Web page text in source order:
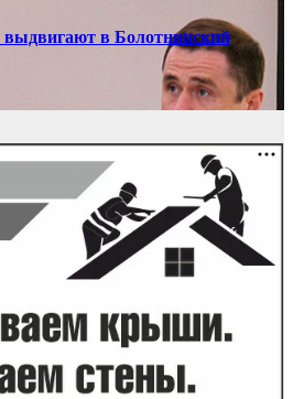
выдвигают в Болотнинский